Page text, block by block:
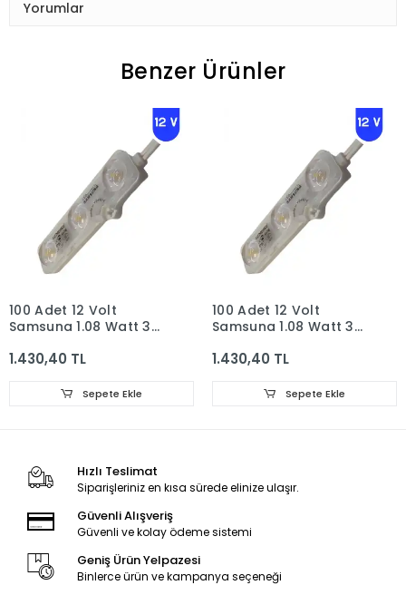
Yorumlar
Benzer Ürünler
100 Adet 12 Volt
Samsung 1.08 Watt 3
4000K 2835 SMD Led
1.430,40 TL
Sepete Ekle
100 Adet 12 Volt
Samsung 1.08 Watt 3
Led Modül IP67 1 Paket
1.430,40 TL
Sepete Ekle
Hızlı Teslimat
Siparişleriniz en kısa sürede elinize ulaşır.
Güvenli Alışveriş
Güvenli ve kolay ödeme sistemi
Geniş Ürün Yelpazesi
Binlerce ürün ve kampanya seçeneği